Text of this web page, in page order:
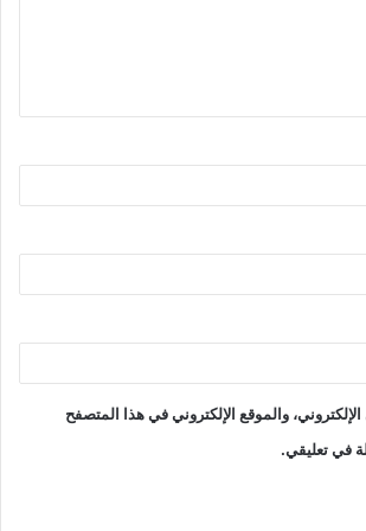
والموقع الإلكتروني في هذا المتصفح
في تعليقي.